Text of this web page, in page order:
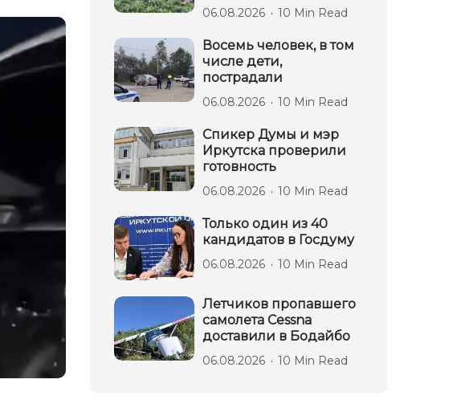
06.08.2026 10 Min Read
Восемь человек, в том
числе дети,
пострадали
06.08.2026 10 Min Read
Спикер Думы и мэр
Иркутска проверили
готовность
06.08.2026 10 Min Read
Только один из 40
кандидатов в Госдуму
06.08.2026 10 Min Read
Летчиков пропавшего
самолета Cessna
доставили в Бодайбо
06.08.2026 10 Min Read